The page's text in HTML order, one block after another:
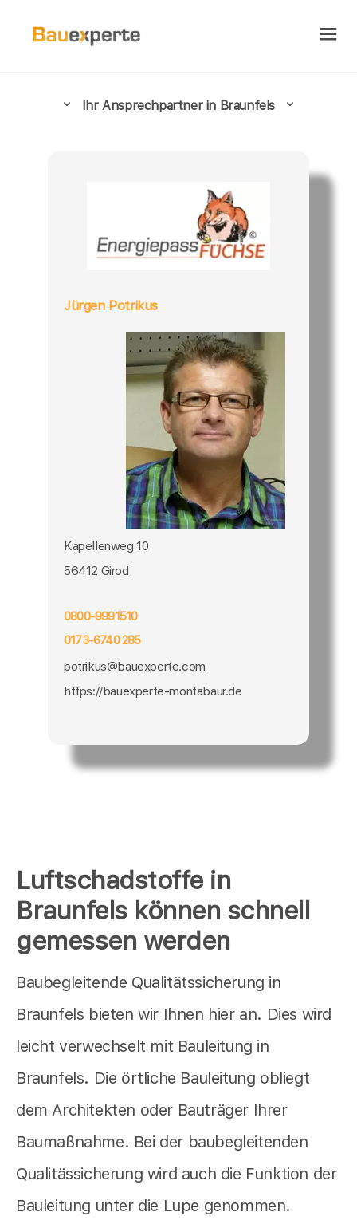
Luftschadstoffe in
Braunfels können schnell
gemessen werden
Baubegleitende Qualitätssicherung in
Braunfels bieten wir Ihnen hier an. Dies wird
leicht verwechselt mit Bauleitung in
Braunfels. Die örtliche Bauleitung obliegt
dem Architekten oder Bauträger Ihrer
Baumaßnahme. Bei der baubegleitenden
Qualitässicherung wird auch die Funktion der
Bauleitung unter die Lupe genommen.
Ihr Ansprechpartner in Braunfels
Jürgen Potrikus
Kapellenweg 10
56412 Girod
0800-9991510
0173-6740 285
potrikus@bauexperte.com
https://bauexperte-montabaur.de